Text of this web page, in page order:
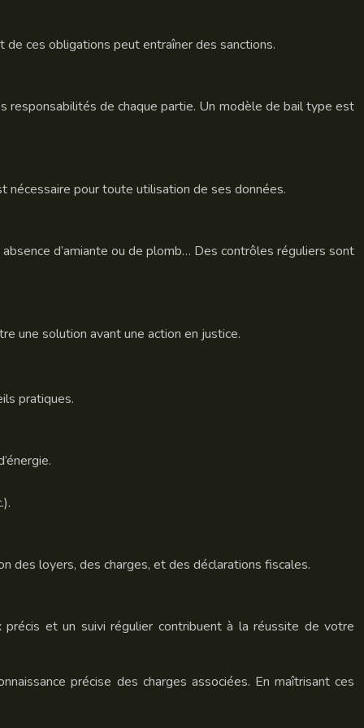
ces obligations peut entraîner des sanctions.
responsabilités de chaque partie. Un modèle de bail type est
pour toute utilisation de ses données.
d’amiante ou de plomb… Des contrôles réguliers sont
une solution avant une action en justice.
pratiques.
des loyers, des charges, et des déclarations fiscales.
et un suivi régulier contribuent à la réussite de votre
précise des charges associées. En maîtrisant ces